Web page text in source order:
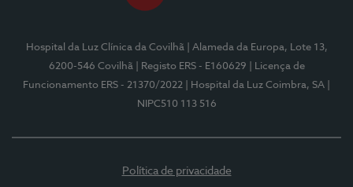
Hospital da Luz Clínica da Covilhã
| Alameda da Europa, Lote 13,
6200-546 Covilhã
| Registo ERS - E160629
| Licença de
Funcionamento ERS - 21370/2022
| Hospital da Luz Coimbra, SA
NIPC510 113 516
Política de privacidade